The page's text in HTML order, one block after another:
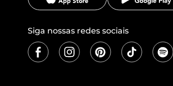
Siga nossas redes sociais